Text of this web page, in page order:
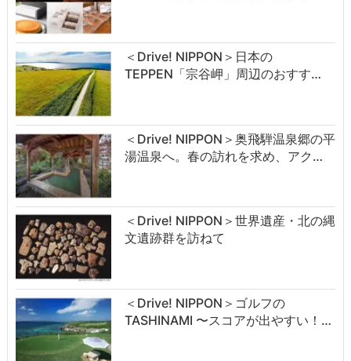
＜Drive! NIPPON＞日本の
TEPPEN「宗谷岬」周辺のおすす…
＜Drive! NIPPON＞奥飛騨温泉郷の平
湯温泉へ。春の訪れを求め、アク…
＜Drive! NIPPON＞世界遺産・北の縄
文遺跡群を訪ねて
＜Drive! NIPPON＞ゴルフの
TASHINAMI 〜スコアが出やすい！…